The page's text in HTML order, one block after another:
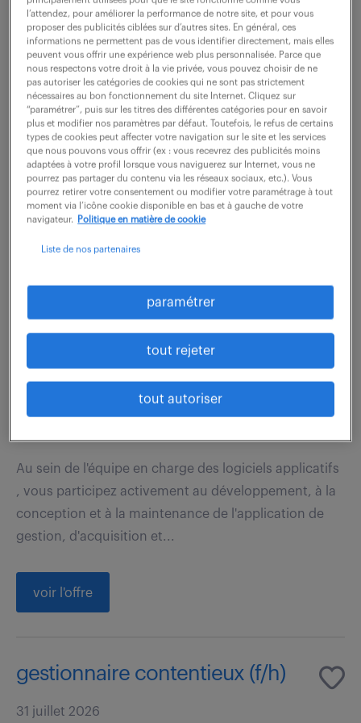
7 août 2026
Tournefeuille (31) CDD
12 mois
30 000 - 35 000 € / an
Vos principales missions sont : - Réalisation des
dossiers FAI / DVI pour 1ère fabrication et documents
associés (dérogation, etc) - Traitement et Suivi des
NC clients : traitement opérationnel...
développeur c# / .net / c++ (f/h)
CDD
Au sein de l'équipe en charge des logiciels applicatifs
, vous participez activement au développement, à la
conception et à la maintenance de l'application de
gestion, d'acquisition et...
voir l'offre
gestionnaire contentieux (f/h)
31 juillet 2026
l’attendez, pour améliorer la performance de notre site, et pour vous
proposer des publicités ciblées sur d’autres sites. En général, ces
informations ne permettent pas de vous identifier directement, mais elles
peuvent vous offrir une expérience web plus personnalisée. Parce que
nous respectons votre droit à la vie privée, vous pouvez choisir de ne
pas autoriser les catégories de cookies qui ne sont pas strictement
nécessaires au bon fonctionnement du site Internet. Cliquez sur
“paramétrer”, puis sur les titres des différentes catégories pour en savoir
plus et modifier nos paramètres par défaut. Toutefois, le refus de certains
types de cookies peut affecter votre navigation sur le site et les services
que nous pouvons vous offrir (ex : vous recevrez des publicités moins
adaptées à votre profil lorsque vous naviguerez sur Internet, vous ne
pourrez pas partager du contenu via les réseaux sociaux, etc.). Vous
pourrez retirer votre consentement ou modifier votre paramétrage à tout
moment via l’icône cookie disponible en bas et à gauche de votre
navigateur.
Politique en matière de cookie
Liste de nos partenaires
paramétrer
tout rejeter
tout autoriser